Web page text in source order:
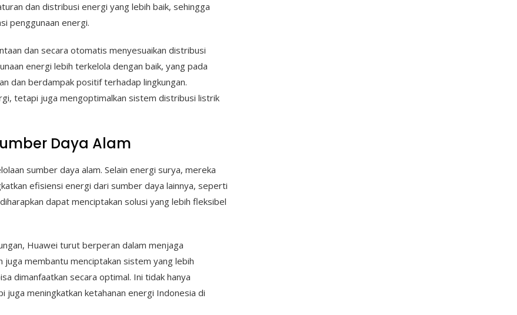
dan distribusi energi yang lebih baik, sehingga
penggunaan energi.
dan secara otomatis menyesuaikan distribusi
energi lebih terkelola dengan baik, yang pada
dan berdampak positif terhadap lingkungan.
tetapi juga mengoptimalkan sistem distribusi listrik
Daya Alam
sumber daya alam. Selain energi surya, mereka
efisiensi energi dari sumber daya lainnya, seperti
dapat menciptakan solusi yang lebih fleksibel
Huawei turut berperan dalam menjaga
juga membantu menciptakan sistem yang lebih
dimanfaatkan secara optimal. Ini tidak hanya
meningkatkan ketahanan energi Indonesia di